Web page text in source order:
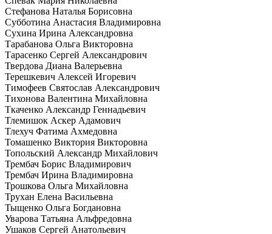
Стефанова Наталья Борисовна
Субботина Анастасия Владимировна
Сухина Ирина Александровна
Тарабанова Ольга Викторовна
Тарасенко Сергей Александрович
Твердова Диана Валерьевна
Терешкевич Алексей Игоревич
Тимофеев Святослав Александрович
Тихонова Валентина Михайловна
Ткаченко Александр Геннадьевич
Тлемишок Аскер Адамович
Тлехуч Фатима Ахмедовна
Томашенко Виктория Викторовна
Топольский Александр Михайлович
Трембач Борис Владимирович
Трембач Ирина Владимировна
Трошкова Ольга Михайловна
Трухан Елена Васильевна
Тыщенко Ольга Богдановна
Уварова Татьяна Альфредовна
Ушаков Сергей Анатольевич